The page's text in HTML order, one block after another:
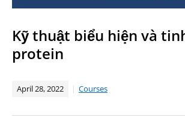
Kỹ thuật biểu hiện và
protein
April 28, 2022 Courses